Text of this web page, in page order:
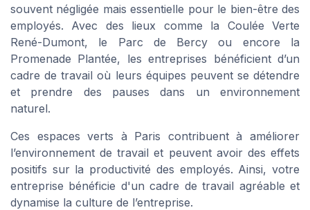
souvent négligée mais essentielle pour le bien-être des
employés. Avec des lieux comme la Coulée Verte
René-Dumont, le Parc de Bercy ou encore la
Promenade Plantée, les entreprises bénéficient d’un
cadre de travail où leurs équipes peuvent se détendre
et prendre des pauses dans un environnement
naturel.
Ces espaces verts à Paris contribuent à améliorer
l’environnement de travail et peuvent avoir des effets
positifs sur la productivité des employés. Ainsi, votre
entreprise bénéficie d'un cadre de travail agréable et
dynamise la culture de l’entreprise.